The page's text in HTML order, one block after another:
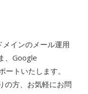
インのメール運用
、Google
トいたします。
の方、お気軽にお問